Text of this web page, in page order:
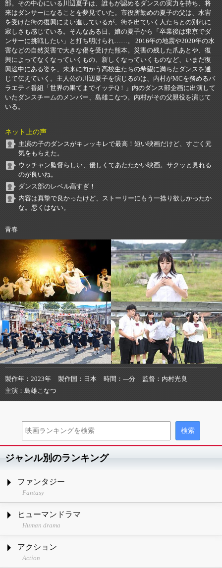
部。その中心にいる川辺夏子は、誰もが認めるダンスの実力を持ち、将
来はダンサーになることを夢見ていた。市役所勤めの夏子の父は、水害
を受けた街の復興にまい進しているが、街を出ていく人たちとの別れに
寂しさも感じている。そんなある日、娘の夏子から「卒業後は東京でダ
ンサーに挑戦したい」と打ち明けられ……。 2016年の地震や2020年の水
害などの自然災害で大きな傷を受けた熊本。災害の残した爪あとや、復
興によってなくなっていくもの、新しくなっていくものなど、いまだ復
興途中にある姿を、未来に向かう高校生たちの希望に満ちたダンスを通
じて伝えていく。主人公の川辺夏子を演じるのは、内村がMCを務めるバ
ラエティ番組「世界の果てまでイッテQ！」内のダンス部企画に出演して
いたダンスチームのメンバー、島雄こなつ。内村がその父親役を演じて
いる。
ネット上の声
主演の子のダンスがキレッキレで最高！短い映画だけど、すごく元
気をもらえた。
ウッチャン監督らしい、優しくてあたたかい映画。サクッと見れる
のが良いね。
ダンス部のレベル高すぎ！
内容は真摯で良かったけど、ストーリーにもう一捻り欲しかったか
な。悪くはない。
青春
製作年 2023年 製作国 日本 時間 ---分 監督
内村光良
主演
島雄こなつ
ジャンル別のランキング
ファンタジー
Fantasy
ヒューマンドラマ
Human drama
アクション
Action